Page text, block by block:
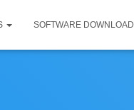
SOFTWARE DOWNLOAD